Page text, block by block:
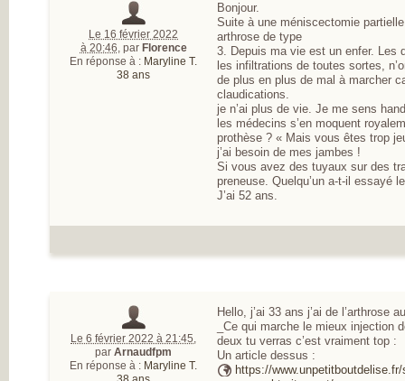
Le 16 février 2022
à 20:46 par Florence
En réponse à : Maryline T.
38 ans
Bonjour.
Suite à une méniscectomie
arthrose de type
3. Depuis ma vie est un enfer. Les
les infiltrations de toutes sortes,
de plus en plus de mal à marcher
claudications.
je n’ai plus de vie. Je me sens
les médecins s’en moquent
prothèse ? « Mais vous êtes trop
j’ai besoin de mes jambes !
Si vous avez des tuyaux sur des
preneuse. Quelqu’un a-t-il essayé
J’ai 52 ans.
Le 6 février 2022 à 21:45
par Arnaudfpm
En réponse à : Maryline T.
Hello, j’ai 33 ans j’ai de l’arthrose
_Ce qui marche le mieux injection
deux tu verras c’est vraiment top :
Un article dessus :
https://